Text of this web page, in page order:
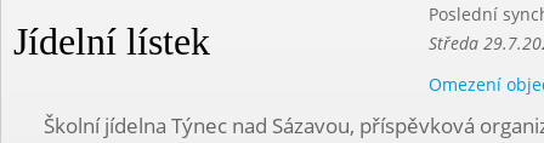
Jídelní lístek
Poslední
Středa
Omezení
Školní jídelna Týnec nad Sázavou, příspěvková